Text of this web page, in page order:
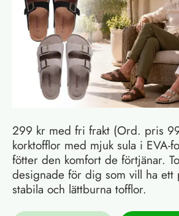
299 kr med fri frakt (Ord. pris
korktofflor med mjuk sula i EVA-
fötter den komfort de förtjänar.
designade för dig som vill ha ett
stabila och lättburna tofflor.